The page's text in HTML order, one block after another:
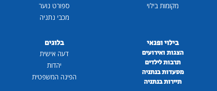
מקומות בילוי
ספורט נוער
מכבי נתניה
בילוי ופנאי
הצגות ואירועים
תרבות לילדים
מסעדות בנתניה
תיירות בנתניה
בלוגים
דעה אישית
יהדות
הפינה המשפטית